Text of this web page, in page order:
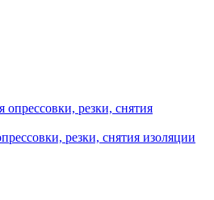
резки, снятия изоляции